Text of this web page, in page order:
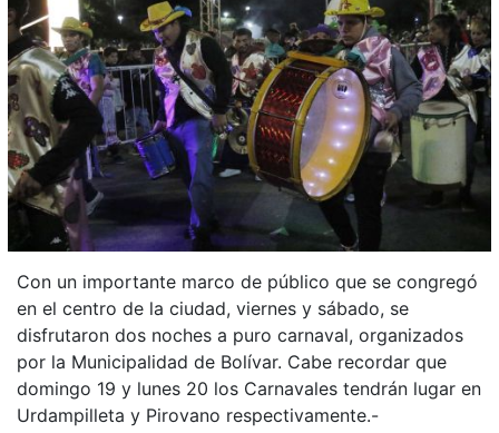
Con un importante marco de público que se congregó
en el centro de la ciudad, viernes y sábado, se
disfrutaron dos noches a puro carnaval, organizados
por la Municipalidad de Bolívar. Cabe recordar que
domingo 19 y lunes 20 los Carnavales tendrán lugar en
Urdampilleta y Pirovano respectivamente.-